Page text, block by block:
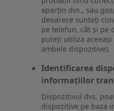
aparțin dvs., sau
deoarece sunteți
pe telefon, cât și pe
puteți utiliza
ambele dispozitive).
Identificarea
informațiilor
Dispozitivul dvs.
dispozitive pe baza